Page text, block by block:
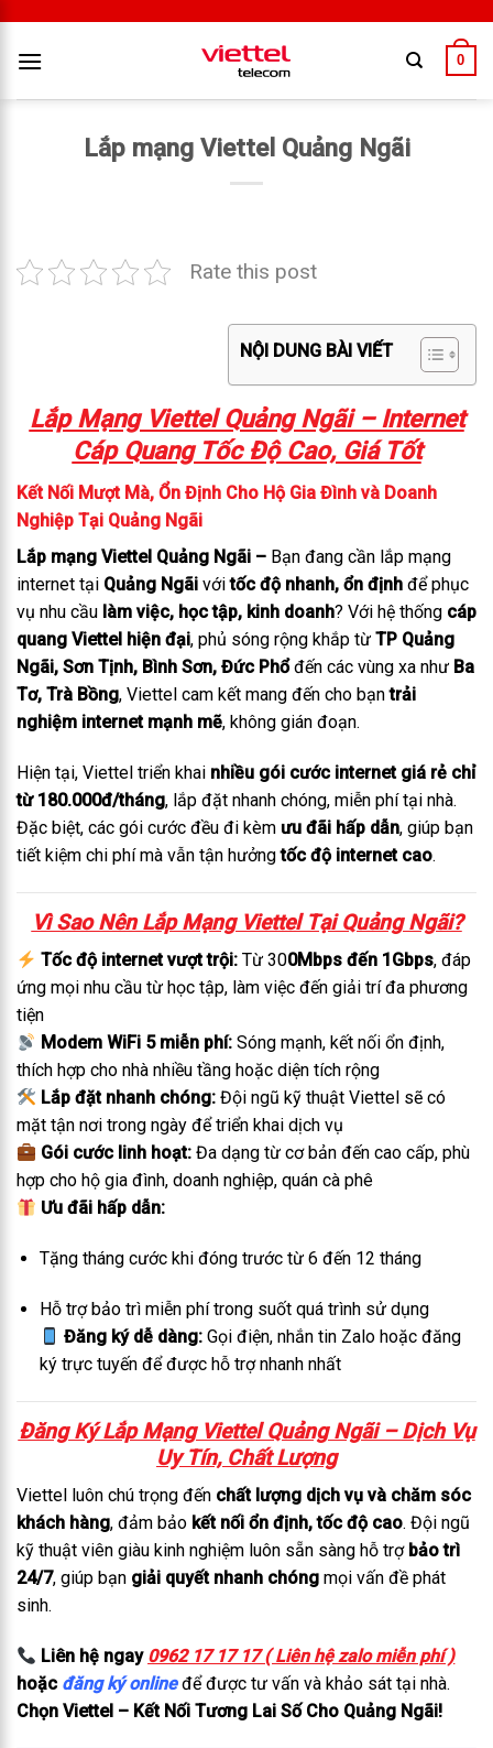
0
Lắp mạng Viettel Quảng Ngãi
Rate this post
NỘI DUNG BÀI VIẾT
Lắp Mạng Viettel Quảng Ngãi – Internet
Cáp Quang Tốc Độ Cao, Giá Tốt
Kết Nối Mượt Mà, Ổn Định Cho Hộ Gia Đình và Doanh
Nghiệp Tại Quảng Ngãi
Lắp mạng Viettel Quảng Ngãi – Bạn đang cần lắp mạng
internet tại Quảng Ngãi vớitốc độ nhanh, ổn định để phục
vụ nhu cầu làm việc, học tập, kinh doanh? Với hệ thống cáp
quang Viettel hiện đại, phủ sóng rộng khắp từ TP Quảng
Ngãi, Sơn Tịnh, Bình Sơn, Đức Phổđến các vùng xa như Ba
Tơ, Trà Bồng, Viettel cam kết mang đến cho bạntrải
nghiệm internet mạnh mẽ, không gián đoạn.
Hiện tại, Viettel triển khai nhiều gói cước internet giá rẻ chỉ
từ 180.000đ/tháng, lắp đặt nhanh chóng, miễn phí tại nhà.
Đặc biệt, các gói cước đều đi kèm ưu đãi hấp dẫn, giúp bạn
tiết kiệm chi phí mà vẫn tận hưởngtốc độ internet cao.
Vì Sao Nên Lắp Mạng Viettel Tại Quảng Ngãi?
Tốc độ internet vượt trội: Từ 300Mbps đến 1Gbps, đáp
ứng mọi nhu cầu từ học tập, làm việc đến giải trí đa phương
tiện
Modem WiFi 5 miễn phí: Sóng mạnh, kết nối ổn định,
thích hợp cho nhà nhiều tầng hoặc diện tích rộng
Lắp đặt nhanh chóng: Đội ngũ kỹ thuật Viettel sẽ có
mặt tận nơi trong ngày để triển khai dịch vụ
Gói cước linh hoạt: Đa dạng từ cơ bản đến cao cấp, phù
hợp cho hộ gia đình, doanh nghiệp, quán cà phê
Ưu đãi hấp dẫn:
Tặng tháng cước khi đóng trước từ 6 đến 12 tháng
Hỗ trợ bảo trì miễn phí trong suốt quá trình sử dụng
Đăng ký dễ dàng: Gọi điện, nhắn tin Zalo hoặc đăng
ký trực tuyến để được hỗ trợ nhanh nhất
Đăng Ký Lắp Mạng Viettel Quảng Ngãi – Dịch Vụ
Uy Tín, Chất Lượng
Viettel luôn chú trọng đến chất lượng dịch vụ và chăm sóc
khách hàng, đảm bảo kết nối ổn định, tốc độ cao. Đội ngũ
kỹ thuật viên giàu kinh nghiệm luôn sẵn sàng hỗ trợ bảo trì
24/7, giúp bạn giải quyết nhanh chóng mọi vấn đề phát
sinh.
Liên hệ ngay 0962 17 17 17 ( Liên hệ zalo miễn phí )
hoặc đăng ký onlineđể được tư vấn và khảo sát tại nhà.
Chọn Viettel – Kết Nối Tương Lai Số Cho Quảng Ngãi!